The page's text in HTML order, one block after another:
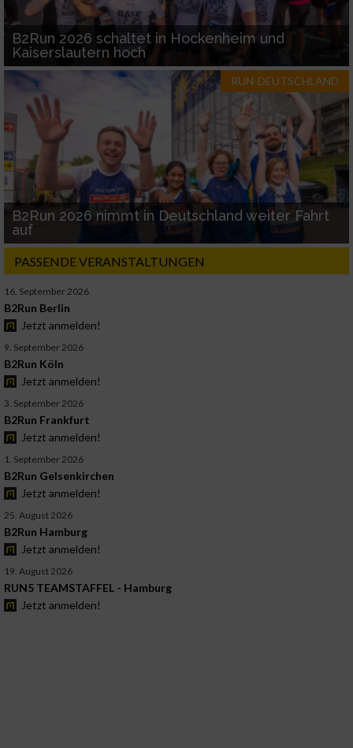
B2Run 2026 schaltet in Hockenheim und
Kaiserslautern hoch
RUN-DEUTSCHLAND
B2Run 2026 nimmt in Deutschland weiter Fahrt
auf
PASSENDE VERANSTALTUNGEN
16. September 2026
B2Run Berlin
Jetzt anmelden!
9. September 2026
B2Run Köln
Jetzt anmelden!
3. September 2026
B2Run Frankfurt
Jetzt anmelden!
1. September 2026
B2Run Gelsenkirchen
Jetzt anmelden!
25. August 2026
B2Run Hamburg
Jetzt anmelden!
19. August 2026
RUN5 TEAMSTAFFEL - Hamburg
Jetzt anmelden!